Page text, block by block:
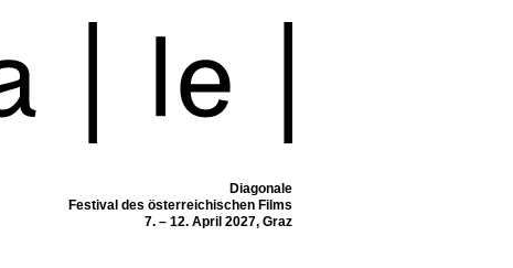
Diagonale
Festival des österreichischen Films
7. – 12. April 2027, Graz